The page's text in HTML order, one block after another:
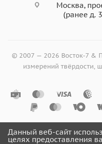
Москва,
(ранее д.
© 2007 — 2026 Восток-7 &
измерений твёрдости,
Данный веб-сайт
целях предоставления